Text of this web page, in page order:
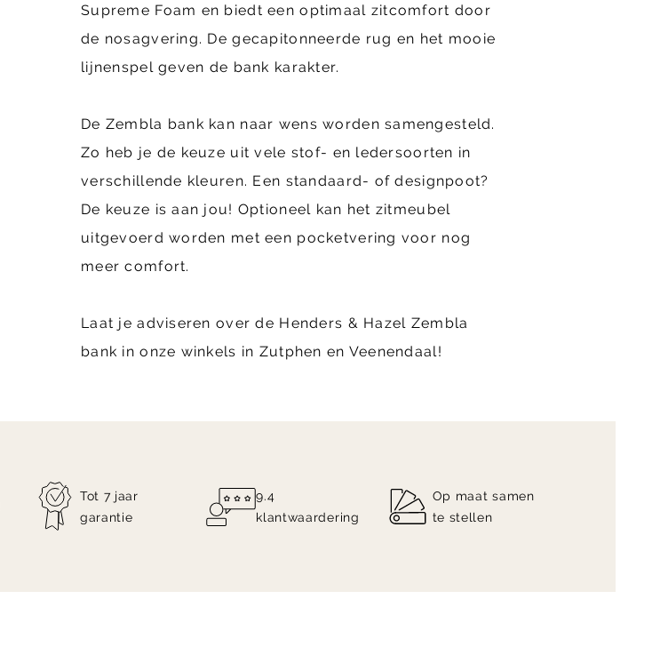
Supreme Foam en biedt een optimaal zitcomfort door
de nosagvering. De gecapitonneerde rug en het mooie
lijnenspel geven de bank karakter.
De Zembla bank kan naar wens worden samengesteld.
Zo heb je de keuze uit vele stof- en ledersoorten in
verschillende kleuren. Een standaard- of designpoot?
De keuze is aan jou! Optioneel kan het zitmeubel
uitgevoerd worden met een pocketvering voor nog
meer comfort.
Laat je adviseren over de Henders & Hazel Zembla
bank in onze winkels in Zutphen en Veenendaal!
Tot 7 jaar
garantie
9.4
klantwaardering
Op maat samen
te stellen